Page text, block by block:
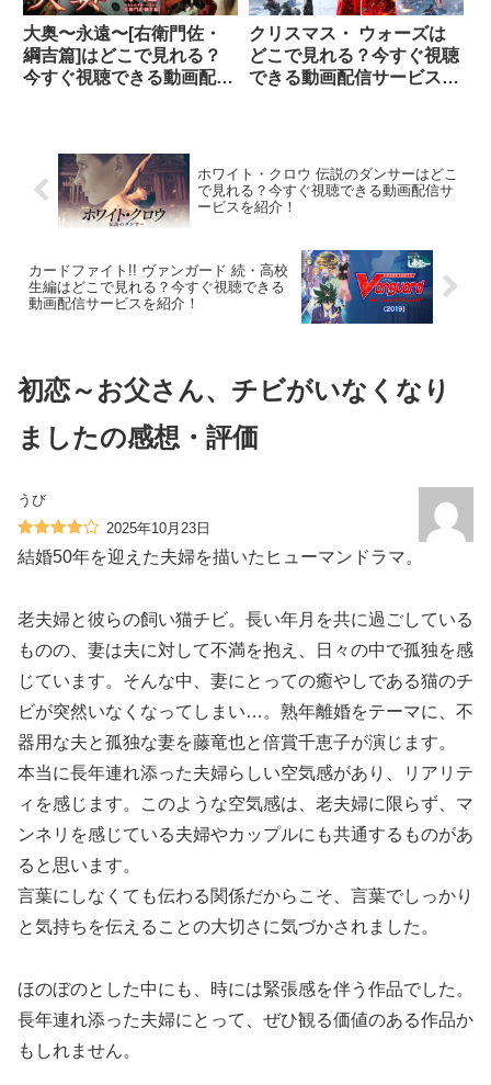
大奥〜永遠〜[右衛門佐・
綱吉篇]はどこで見れる？
今すぐ視聴できる動画配信
クリスマス・ ウォーズは
どこで見れる？今すぐ視聴
できる動画配信サービスを
ホワイト・クロウ 伝説のダンサーはどこ
で見れる？今すぐ視聴できる動画配信サ
ービスを紹介！
カードファイト!! ヴァンガード 続・高校
生編はどこで見れる？今すぐ視聴できる
動画配信サービスを紹介！
初恋～お父さん、チビがいなくなり
ましたの感想・評価
うび
2025年10月23日
結婚50年を迎えた夫婦を描いたヒューマンドラマ。
老夫婦と彼らの飼い猫チビ。長い年月を共に過ごしている
ものの、妻は夫に対して不満を抱え、日々の中で孤独を感
じています。そんな中、妻にとっての癒やしである猫のチ
ビが突然いなくなってしまい…。熟年離婚をテーマに、不
器用な夫と孤独な妻を藤竜也と倍賞千恵子が演じます。
本当に長年連れ添った夫婦らしい空気感があり、リアリテ
ィを感じます。このような空気感は、老夫婦に限らず、マ
ンネリを感じている夫婦やカップルにも共通するものがあ
ると思います。
言葉にしなくても伝わる関係だからこそ、言葉でしっかり
と気持ちを伝えることの大切さに気づかされました。
ほのぼのとした中にも、時には緊張感を伴う作品でした。
長年連れ添った夫婦にとって、ぜひ観る価値のある作品か
もしれません。